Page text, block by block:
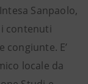
Sanpaolo,
contenuti
congiunte. E’
locale da